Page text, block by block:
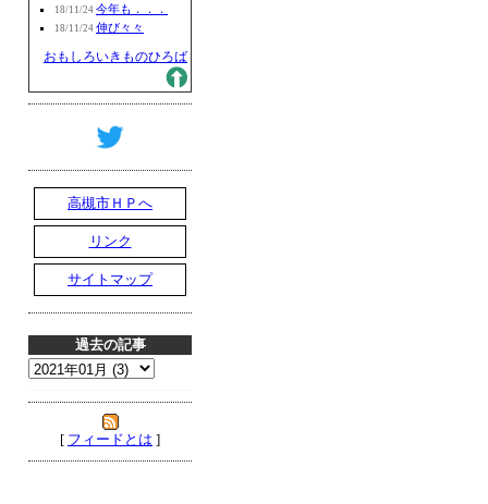
18/11/24 今年も．．．
18/11/24 伸び々々
おもしろいきものひろば
高槻市ＨＰへ
リンク
サイトマップ
過去の記事
[ フィードとは ]